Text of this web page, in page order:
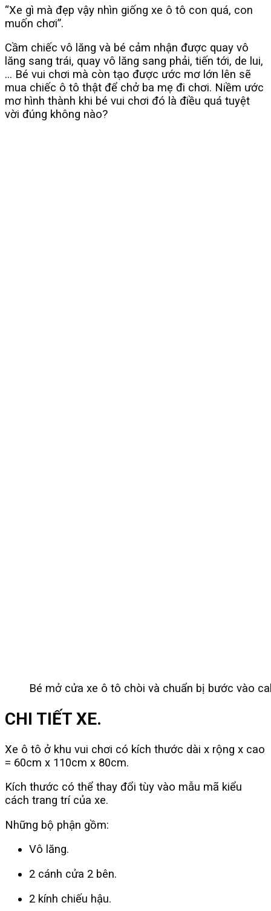
“Xe gì mà đẹp vậy nhìn giống xe ô tô con quá, con
muốn chơi”.
Cầm chiếc vô lăng và bé cảm nhận được quay vô
lăng sang trái, quay vô lăng sang phải, tiến tới, de lui,
… Bé vui chơi mà còn tạo được ước mơ lớn lên sẽ
mua chiếc ô tô thật để chở ba mẹ đi chơi. Niềm ước
mơ hình thành khi bé vui chơi đó là điều quá tuyệt
vời đúng không nào?
Bé mở cửa xe ô tô chòi và chuẩn bị bước vào
CHI TIẾT XE.
Xe ô tô ở khu vui chơi có kích thước dài x rộng x cao
= 60cm x 110cm x 80cm.
Kích thước có thể thay đổi tùy vào mẫu mã kiểu
cách trang trí của xe.
Những bộ phận gồm:
Vô lăng.
2 cánh cửa 2 bên.
2 kính chiếu hậu.